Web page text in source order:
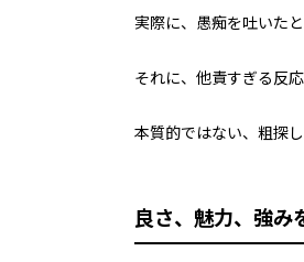
実際に、愚痴を吐いた
それに、他責すぎる反
本質的ではない、 粗探
良さ、魅力、強み